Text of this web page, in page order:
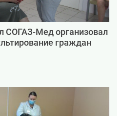
СОГАЗ-Мед организовал
граждан